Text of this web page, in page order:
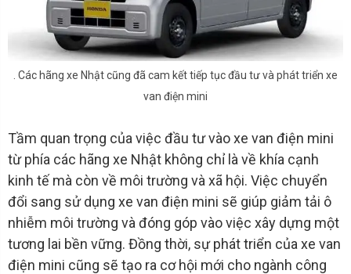
. Các hãng xe Nhật cũng đã cam kết tiếp tục đầu tư và phát triển xe
van điện mini
Tầm quan trọng của việc đầu tư vào xe van điện mini
từ phía các hãng xe Nhật không chỉ là về khía cạnh
kinh tế mà còn về môi trường và xã hội. Việc chuyển
đổi sang sử dụng xe van điện mini sẽ giúp giảm tải ô
nhiễm môi trường và đóng góp vào việc xây dựng một
tương lai bền vững. Đồng thời, sự phát triển của xe van
điện mini cũng sẽ tạo ra cơ hội mới cho ngành công